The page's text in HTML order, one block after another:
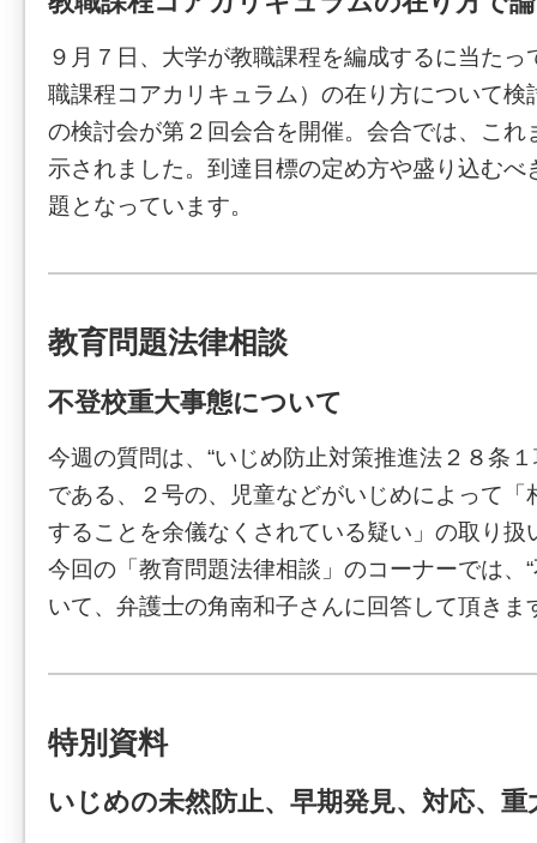
９月７日、大学が教職課程を編成するに当た
職課程コアカリキュラム）の在り方について検
の検討会が第２回会合を開催。会合では、これ
示されました。到達目標の定め方や盛り込むべ
題となっています。
教育問題法律相談
不登校重大事態について
今週の質問は、“いじめ防止対策推進法２８条
である、２号の、児童などがいじめによって「
することを余儀なくされている疑い」の取り扱
今回の「教育問題法律相談」のコーナーでは、
いて、弁護士の角南和子さんに回答して頂きま
特別資料
いじめの未然防止、早期発見、対応、